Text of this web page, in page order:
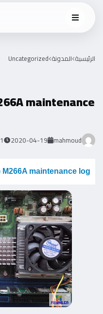
الرئيسية المدونة Uncategorized
maintenance
mahmoud
2020-04-19 1 دقيقة قراءة
maintenance log